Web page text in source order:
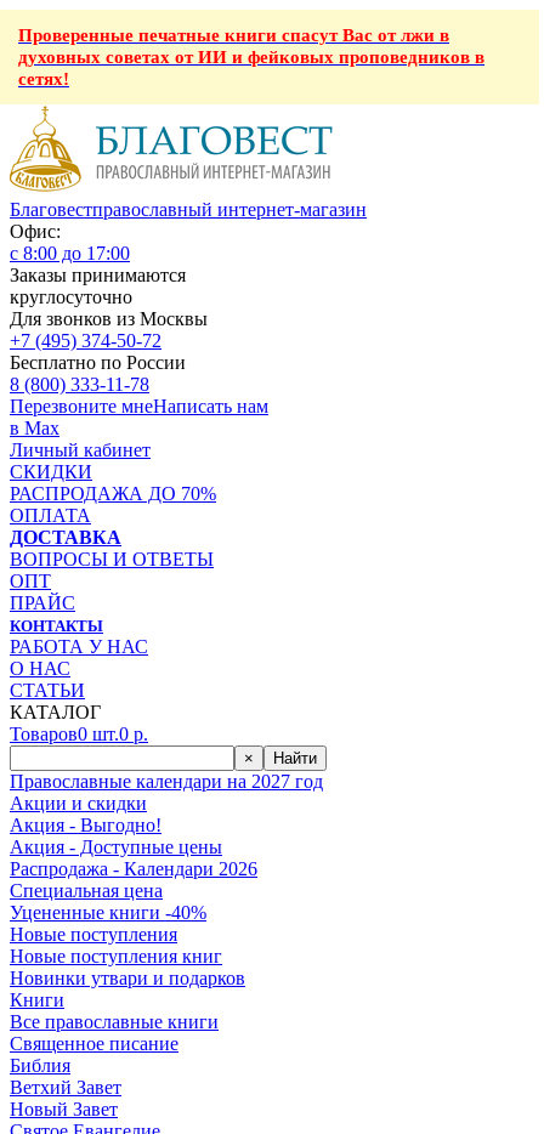
Проверенные печатные книги спасут Вас от лжи в
духовных советах от ИИ и фейковых проповедников в
сетях!
Благовестправославный интернет-магазин
Офис:
с 8:00 до 17:00
Заказы принимаются
круглосуточно
Для звонков из Москвы
+7 (495) 374-50-72
Бесплатно по России
8 (800) 333-11-78
Перезвоните мнеНаписать нам
в Max
Личный кабинет
СКИДКИ
РАСПРОДАЖА ДО 70%
ОПЛАТА
ДОСТАВКА
ВОПРОСЫ И ОТВЕТЫ
ОПТ
ПРАЙС
КОНТАКТЫ
РАБОТА У НАС
О НАС
СТАТЬИ
КАТАЛОГ
Товаров0 шт.0 р.
× Найти
Православные календари на 2027 год
Акции и скидки
Акция - Выгодно!
Акция - Доступные цены
Распродажа - Календари 2026
Специальная цена
Уцененные книги -40%
Новые поступления
Новые поступления книг
Новинки утвари и подарков
Книги
Все православные книги
Священное писание
Библия
Ветхий Завет
Новый Завет